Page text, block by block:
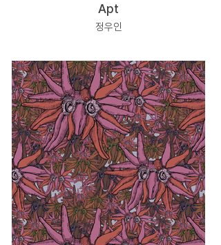
Apt
정우인